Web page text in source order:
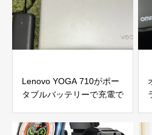
Lenovo YOGA 710がポー
タブルバッテリーで充電で